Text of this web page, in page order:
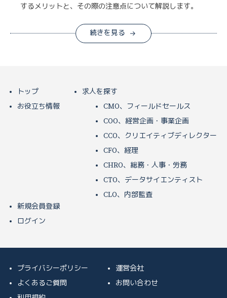
するメリットと、その際の注意点について解説します。
続きを見る
プライバシーポリシー
よくあるご質問
運営会社
お問い合わせ
トップ
お役立ち情報
求人を探す
CMO、フィールドセールス
COO、経営企画・事業企画
CCO、クリエイティブディレクター
CFO、経理
CHRO、総務・人事・労務
CTO、データサイエンティスト
CLO、内部監査
新規会員登録
ログイン